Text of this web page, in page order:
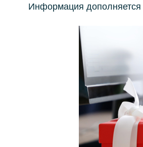
Информация дополняется